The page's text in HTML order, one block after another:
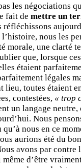
les négociations
fait de mettre un
réfléchissons
nous les
morale, une clarté
que, lorsque
étaient
légales
lieu, toutes étaient
contestées, « trop
un langage neutre,
Nous
qu’à nous en ce
aurions été du
avons par contre
d’être